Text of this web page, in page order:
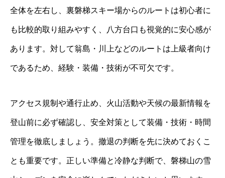
全体を左右し、裏磐梯スキー場からのルートは初心者に
も比較的取り組みやすく、八方台口も視覚的に安心感が
あります。対して翁島・川上などのルートは上級者向け
であるため、経験・装備・技術が不可欠です。
アクセス規制や通行止め、火山活動や天候の最新情報を
登山前に必ず確認し、安全対策として装備・技術・時間
管理を徹底しましょう。撤退の判断を先に決めておくこ
とも重要です。正しい準備と冷静な判断で、磐梯山の雪